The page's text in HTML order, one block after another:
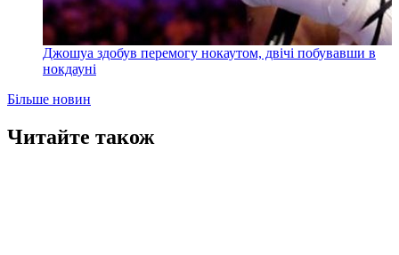
Джошуа здобув перемогу нокаутом, двічі побувавши в
нокдауні
Більше новин
Читайте також